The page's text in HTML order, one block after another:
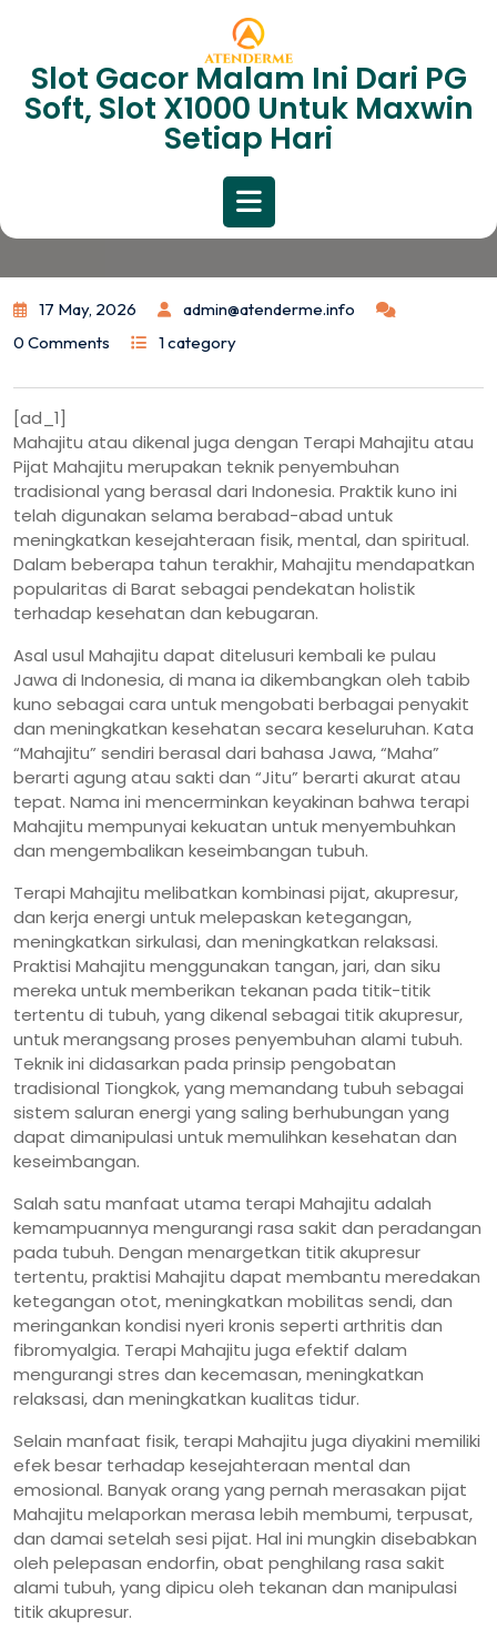
Slot Gacor Malam Ini Dari PG
Soft, Slot X1000 Untuk Maxwin
Setiap Hari
Open
Button
Menjelajahi Asal Usul Dan
Manfaat Mahajitu: Panduan
Komprehensif
17 May, 2026
admin@atenderme.info
0 Comments
1 category
[ad_1]
Mahajitu atau dikenal juga dengan Terapi Mahajitu atau
Pijat Mahajitu merupakan teknik penyembuhan
tradisional yang berasal dari Indonesia. Praktik kuno ini
telah digunakan selama berabad-abad untuk
meningkatkan kesejahteraan fisik, mental, dan spiritual.
Dalam beberapa tahun terakhir, Mahajitu mendapatkan
popularitas di Barat sebagai pendekatan holistik
terhadap kesehatan dan kebugaran.
Asal usul Mahajitu dapat ditelusuri kembali ke pulau
Jawa di Indonesia, di mana ia dikembangkan oleh tabib
kuno sebagai cara untuk mengobati berbagai penyakit
dan meningkatkan kesehatan secara keseluruhan. Kata
“Mahajitu” sendiri berasal dari bahasa Jawa, “Maha”
berarti agung atau sakti dan “Jitu” berarti akurat atau
tepat. Nama ini mencerminkan keyakinan bahwa terapi
Mahajitu mempunyai kekuatan untuk menyembuhkan
dan mengembalikan keseimbangan tubuh.
Terapi Mahajitu melibatkan kombinasi pijat, akupresur,
dan kerja energi untuk melepaskan ketegangan,
meningkatkan sirkulasi, dan meningkatkan relaksasi.
Praktisi Mahajitu menggunakan tangan, jari, dan siku
mereka untuk memberikan tekanan pada titik-titik
tertentu di tubuh, yang dikenal sebagai titik akupresur,
untuk merangsang proses penyembuhan alami tubuh.
Teknik ini didasarkan pada prinsip pengobatan
tradisional Tiongkok, yang memandang tubuh sebagai
sistem saluran energi yang saling berhubungan yang
dapat dimanipulasi untuk memulihkan kesehatan dan
keseimbangan.
Salah satu manfaat utama terapi Mahajitu adalah
kemampuannya mengurangi rasa sakit dan peradangan
pada tubuh. Dengan menargetkan titik akupresur
tertentu, praktisi Mahajitu dapat membantu meredakan
ketegangan otot, meningkatkan mobilitas sendi, dan
meringankan kondisi nyeri kronis seperti arthritis dan
fibromyalgia. Terapi Mahajitu juga efektif dalam
mengurangi stres dan kecemasan, meningkatkan
relaksasi, dan meningkatkan kualitas tidur.
Selain manfaat fisik, terapi Mahajitu juga diyakini memiliki
efek besar terhadap kesejahteraan mental dan
emosional. Banyak orang yang pernah merasakan pijat
Mahajitu melaporkan merasa lebih membumi, terpusat,
dan damai setelah sesi pijat. Hal ini mungkin disebabkan
oleh pelepasan endorfin, obat penghilang rasa sakit
alami tubuh, yang dipicu oleh tekanan dan manipulasi
titik akupresur.